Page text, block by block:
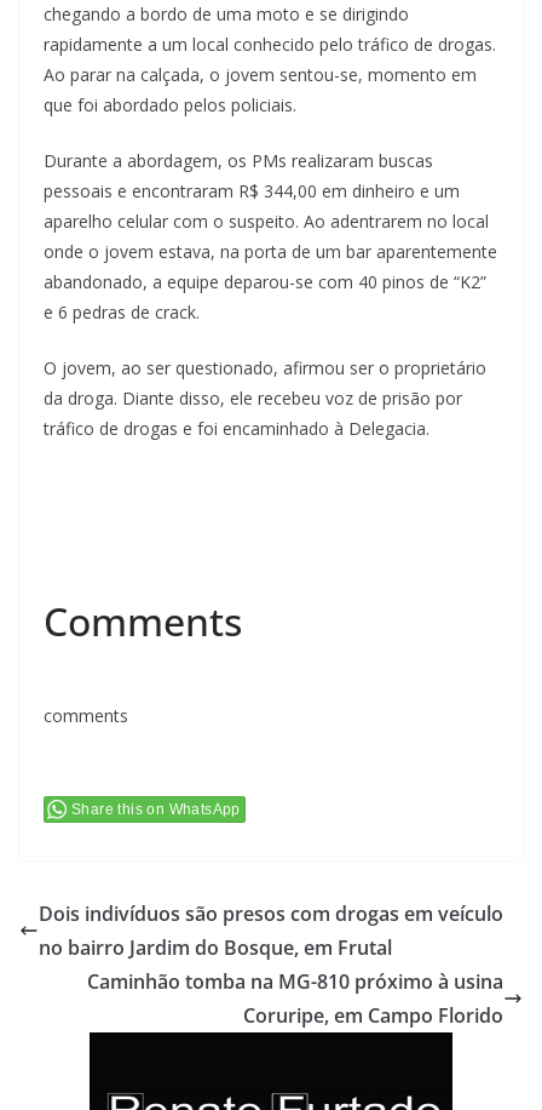
chegando a bordo de uma moto e se dirigindo
rapidamente a um local conhecido pelo tráfico de drogas.
Ao parar na calçada, o jovem sentou-se, momento em
que foi abordado pelos policiais.
Durante a abordagem, os PMs realizaram buscas
pessoais e encontraram R$ 344,00 em dinheiro e um
aparelho celular com o suspeito. Ao adentrarem no local
onde o jovem estava, na porta de um bar aparentemente
abandonado, a equipe deparou-se com 40 pinos de “K2”
e 6 pedras de crack.
O jovem, ao ser questionado, afirmou ser o proprietário
da droga. Diante disso, ele recebeu voz de prisão por
tráfico de drogas e foi encaminhado à Delegacia.
Comments
comments
Share this on WhatsApp
Dois indivíduos são presos com drogas em veículo
no bairro Jardim do Bosque, em Frutal
Caminhão tomba na MG-810 próximo à usina
Coruripe, em Campo Florido